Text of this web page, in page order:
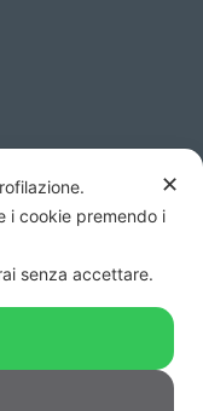
✕
i cookie premendo i
senza accettare.